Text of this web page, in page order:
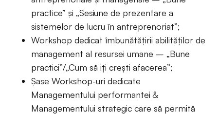
practice” și „Sesiune de prezentare a
sistemelor de lucru în antreprenoriat”;
Workshop dedicat îmbunătățirii abilităților de
management al resursei umane – „Bune
practici”/„Cum să iți crești afacerea”;
Șase Workshop-uri dedicate
Managementului performantei &
Managementului strategic care să permită